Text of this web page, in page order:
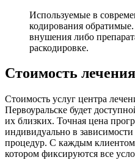
Используемые в
кодирования
внушения либо
раскодировке.
Стоимость лечения
Стоимость услуг центра
Первоуральске будет
их близких. Точная цена
индивидуально в
процедур. С каждым клиентом
котором фиксируются все